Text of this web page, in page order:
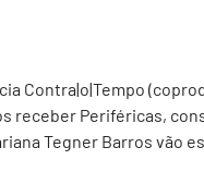
Contra|o|Tempo
receber Periféricas,
Tegner Barros vão